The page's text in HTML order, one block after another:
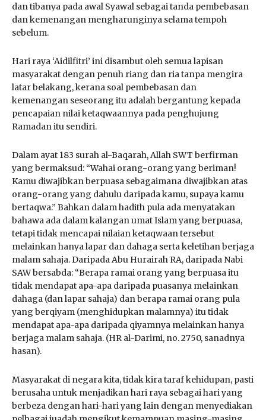
dan tibanya pada awal Syawal sebagai tanda pembebasan
dan kemenangan mengharunginya selama tempoh
sebelum.
Hari raya ‘Aidilfitri’ ini disambut oleh semua lapisan
masyarakat dengan penuh riang dan ria tanpa mengira
latar belakang, kerana soal pembebasan dan
kemenangan seseorang itu adalah bergantung kepada
pencapaian nilai ketaqwaannya pada penghujung
Ramadan itu sendiri.
Dalam ayat 183 surah al-Baqarah, Allah SWT berfirman
yang bermaksud: “Wahai orang-orang yang beriman!
Kamu diwajibkan berpuasa sebagaimana diwajibkan atas
orang-orang yang dahulu daripada kamu, supaya kamu
bertaqwa.” Bahkan dalam hadith pula ada menyatakan
bahawa ada dalam kalangan umat Islam yang berpuasa,
tetapi tidak mencapai nilaian ketaqwaan tersebut
melainkan hanya lapar dan dahaga serta keletihan berjaga
malam sahaja. Daripada Abu Hurairah RA, daripada Nabi
SAW bersabda: “Berapa ramai orang yang berpuasa itu
tidak mendapat apa-apa daripada puasanya melainkan
dahaga (dan lapar sahaja) dan berapa ramai orang pula
yang berqiyam (menghidupkan malamnya) itu tidak
mendapat apa-apa daripada qiyamnya melainkan hanya
berjaga malam sahaja. (HR al-Darimi, no. 2750, sanadnya
hasan).
Masyarakat di negara kita, tidak kira taraf kehidupan, pasti
berusaha untuk menjadikan hari raya sebagai hari yang
berbeza dengan hari-hari yang lain dengan menyediakan